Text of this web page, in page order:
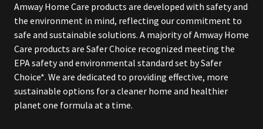
Amway Home Care products are developed with safety and
the environment in mind, reflecting our commitment to
safe and sustainable solutions. A majority of Amway Home
Care products are Safer Choice recognized meeting the
EPA safety and environmental standard set by Safer
Choice*. We are dedicated to providing effective, more
sustainable options for a cleaner home and healthier
planet one formula at a time.
AFRICA
AMERICAS
ASIA-PACIFIC
EUROPE A-L